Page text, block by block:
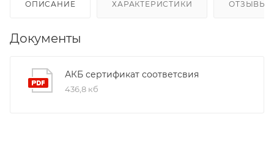
ОПИСАНИЕ ХАРАКТЕРИСТИКИ ОТЗЫВЫ
Документы
АКБ сертификат соответсвия
436,8 кб